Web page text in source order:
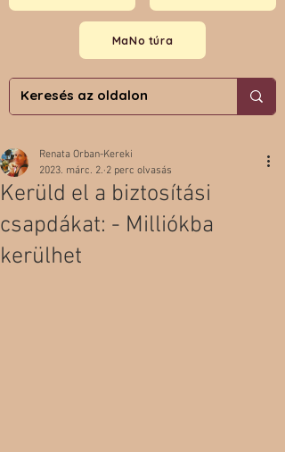
MaNo túra
Kerüld el a biztosítási
csapdákat: - Milliókba
kerülhet
Renata Orban-Kereki
2023. márc. 2. 2 perc olvasás